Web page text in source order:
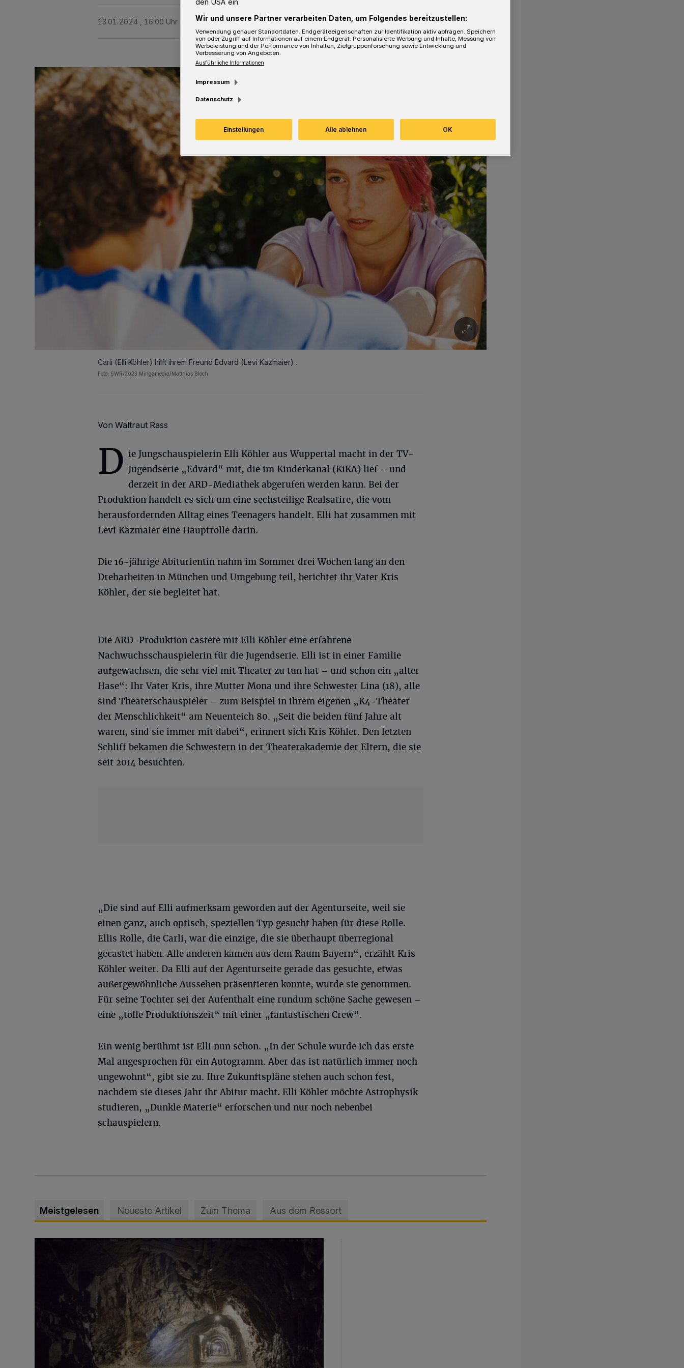
13.01.2024 , 16:00 Uhr 2 Minuten Lesezeit
Carli (Elli Köhler) hilft ihrem Freund Edvard (Levi Kazmaier) .
Foto: SWR/2023 Mingamedia/Matthias Bloch
Von Waltraut Rass
D ie Jungschauspielerin Elli Köhler aus Wuppertal macht in der TV-
Jugendserie „Edvard“ mit, die im Kinderkanal (KiKA) lief – und
derzeit in der ARD-Mediathek abgerufen werden kann. Bei der
Produktion handelt es sich um eine sechsteilige Realsatire, die vom
herausfordernden Alltag eines Teenagers handelt. Elli hat zusammen mit
Levi Kazmaier eine Hauptrolle darin.
Die 16-jährige Abiturientin nahm im Sommer drei Wochen lang an den
Dreharbeiten in München und Umgebung teil, berichtet ihr Vater Kris
Köhler, der sie begleitet hat.
Die ARD-Produktion castete mit Elli Köhler eine erfahrene
Nachwuchsschauspielerin für die Jugendserie. Elli ist in einer Familie
aufgewachsen, die sehr viel mit Theater zu tun hat – und schon ein „alter
Hase“: Ihr Vater Kris, ihre Mutter Mona und ihre Schwester Lina (18), alle
sind Theaterschauspieler – zum Beispiel in ihrem eigenen „K4-Theater
der Menschlichkeit“ am Neuenteich 80. „Seit die beiden fünf Jahre alt
waren, sind sie immer mit dabei“, erinnert sich Kris Köhler. Den letzten
Schliff bekamen die Schwestern in der Theaterakademie der Eltern, die sie
seit 2014 besuchten.
„Die sind auf Elli aufmerksam geworden auf der Agenturseite, weil sie
einen ganz, auch optisch, speziellen Typ gesucht haben für diese Rolle.
Ellis Rolle, die Carli, war die einzige, die sie überhaupt überregional
gecastet haben. Alle anderen kamen aus dem Raum Bayern“, erzählt Kris
Köhler weiter. Da Elli auf der Agenturseite gerade das gesuchte, etwas
außergewöhnliche Aussehen präsentieren konnte, wurde sie genommen.
Für seine Tochter sei der Aufenthalt eine rundum schöne Sache gewesen –
eine „tolle Produktionszeit“ mit einer „fantastischen Crew“.
Ein wenig berühmt ist Elli nun schon. „In der Schule wurde ich das erste
Mal angesprochen für ein Autogramm. Aber das ist natürlich immer noch
ungewohnt“, gibt sie zu. Ihre Zukunftspläne stehen auch schon fest,
nachdem sie dieses Jahr ihr Abitur macht. Elli Köhler möchte Astrophysik
studieren, „Dunkle Materie“ erforschen und nur noch nebenbei
schauspielern.
Meistgelesen Neueste Artikel Zum Thema Aus dem Ressort
den USA ein.
Wir und unsere Partner verarbeiten Daten, um Folgendes bereitzustellen:
Verwendung genauer Standortdaten. Endgeräteeigenschaften zur Identifikation aktiv abfragen. Speichern
von oder Zugriff auf Informationen auf einem Endgerät. Personalisierte Werbung und Inhalte, Messung von
Werbeleistung und der Performance von Inhalten, Zielgruppenforschung sowie Entwicklung und
Verbesserung von Angeboten.
Ausführliche Informationen
Impressum
Datenschutz
Einstellungen Alle ablehnen OK